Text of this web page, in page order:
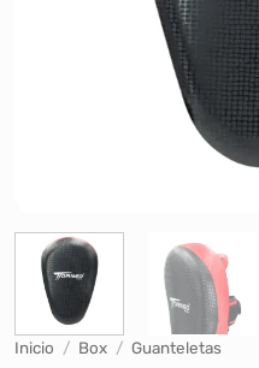
Inicio / Box / Guanteletas